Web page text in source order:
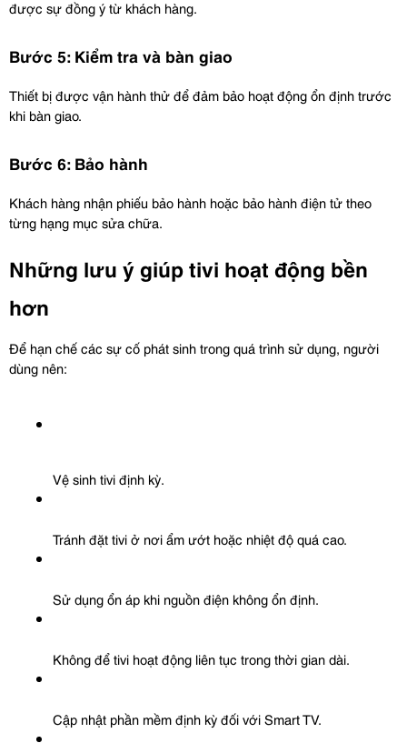
được sự đồng ý từ khách hàng.
Bước 5: Kiểm tra và bàn giao
Thiết bị được vận hành thử để đảm bảo hoạt động ổn định trước
khi bàn giao.
Bước 6: Bảo hành
Khách hàng nhận phiếu bảo hành hoặc bảo hành điện tử theo
từng hạng mục sửa chữa.
Những lưu ý giúp tivi hoạt động bền
hơn
Để hạn chế các sự cố phát sinh trong quá trình sử dụng, người
dùng nên:
Vệ sinh tivi định kỳ.
Tránh đặt tivi ở nơi ẩm ướt hoặc nhiệt độ quá cao.
Sử dụng ổn áp khi nguồn điện không ổn định.
Không để tivi hoạt động liên tục trong thời gian dài.
Cập nhật phần mềm định kỳ đối với Smart TV.